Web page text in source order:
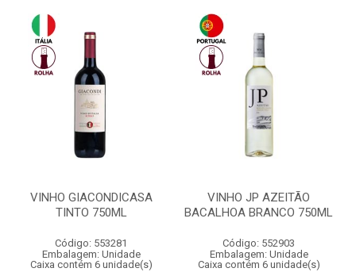
VINHO GIACONDICASA
TINTO 750ML
Código: 553281
Embalagem: Unidade
Caixa contém 6 unidade(s)
VINHO JP AZEITÃO
BACALHOA BRANCO 750ML
Código: 552903
Embalagem: Unidade
Caixa contém 6 unidade(s)